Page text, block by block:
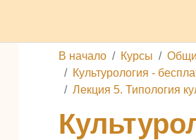
В начало Курсы
Культурология -
Лекция 5. Типология